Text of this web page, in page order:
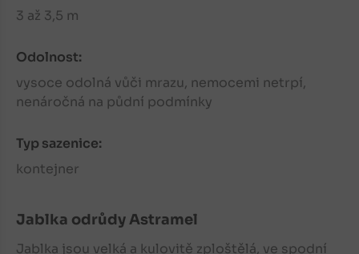
3 až 3,5 m
Odolnost:
vysoce odolná vůči mrazu, nemocemi netrpí,
nenáročná na půdní podmínky
Typ sazenice:
kontejner
Jablka odrůdy Astramel
Jablka jsou velká a kulovitě zploštělá, ve spodní